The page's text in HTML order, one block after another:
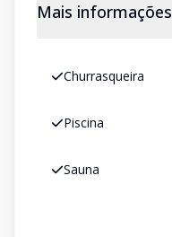
Mais informações
Churrasqueira
Piscina
Sauna